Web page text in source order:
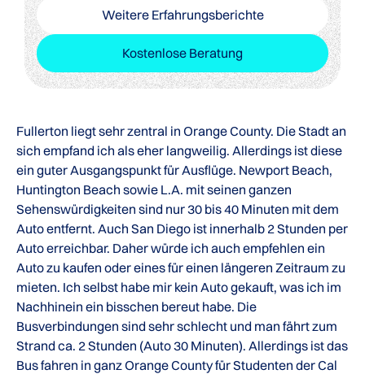
Weitere Erfahrungsberichte
Kostenlose Beratung
Fullerton liegt sehr zentral in Orange County. Die Stadt an
sich empfand ich als eher langweilig. Allerdings ist diese
ein guter Ausgangspunkt für Ausflüge. Newport Beach,
Huntington Beach sowie L.A. mit seinen ganzen
Sehenswürdigkeiten sind nur 30 bis 40 Minuten mit dem
Auto entfernt. Auch San Diego ist innerhalb 2 Stunden per
Auto erreichbar. Daher würde ich auch empfehlen ein
Auto zu kaufen oder eines für einen längeren Zeitraum zu
mieten. Ich selbst habe mir kein Auto gekauft, was ich im
Nachhinein ein bisschen bereut habe. Die
Busverbindungen sind sehr schlecht und man fährt zum
Strand ca. 2 Stunden (Auto 30 Minuten). Allerdings ist das
Bus fahren in ganz Orange County für Studenten der Cal